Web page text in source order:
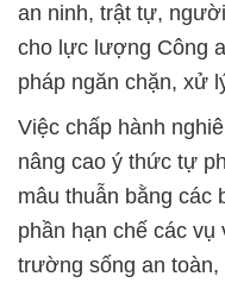
an ninh, trật tự,
cho lực lượng Công
pháp ngăn chặn, xử
Việc chấp hành
nâng cao ý thức tự
mâu thuẫn bằng các
phần hạn chế các
trường sống an toàn,